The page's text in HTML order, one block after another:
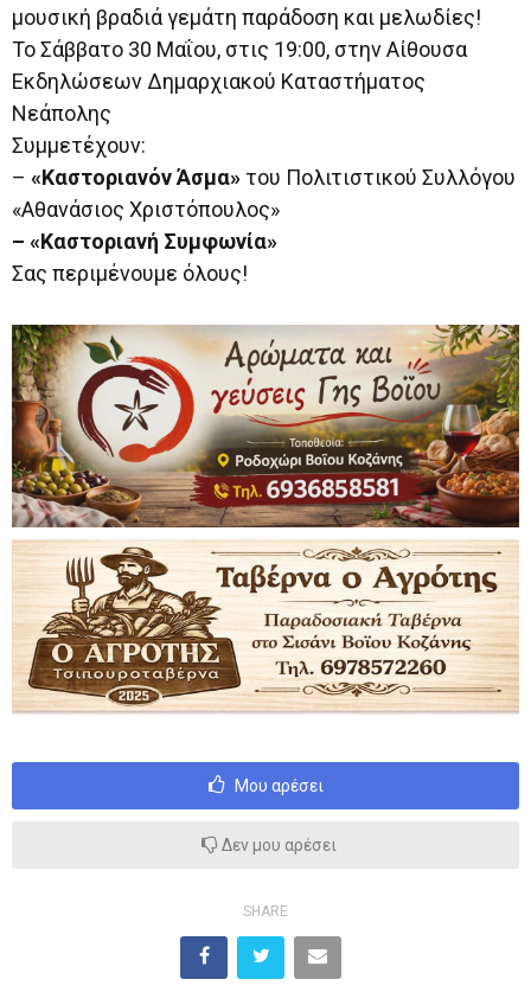
μουσική βραδιά γεμάτη παράδοση και μελωδίες!
Το Σάββατο 30 Μαΐου, στις 19:00, στην Αίθουσα
Εκδηλώσεων Δημαρχιακού Καταστήματος
Νεάπολης
Συμμετέχουν:
– «Καστοριανόν Άσμα» του Πολιτιστικού Συλλόγου
«Αθανάσιος Χριστόπουλος»
– «Καστοριανή Συμφωνία»
Σας περιμένουμε όλους!
Μου αρέσει
Δεν μου αρέσει
SHARE